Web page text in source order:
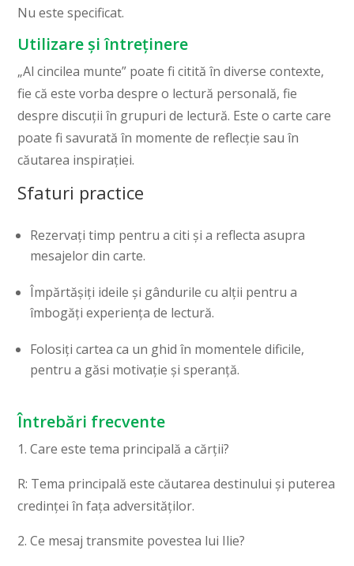
Nu este specificat.
Utilizare și întreținere
„Al cincilea munte” poate fi citită în diverse contexte,
fie că este vorba despre o lectură personală, fie
despre discuții în grupuri de lectură. Este o carte care
poate fi savurată în momente de reflecție sau în
căutarea inspirației.
Sfaturi practice
Rezervați timp pentru a citi și a reflecta asupra
mesajelor din carte.
Împărtășiți ideile și gândurile cu alții pentru a
îmbogăți experiența de lectură.
Folosiți cartea ca un ghid în momentele dificile,
pentru a găsi motivație și speranță.
Întrebări frecvente
1. Care este tema principală a cărții?
R: Tema principală este căutarea destinului și puterea
credinței în fața adversităților.
2. Ce mesaj transmite povestea lui Ilie?